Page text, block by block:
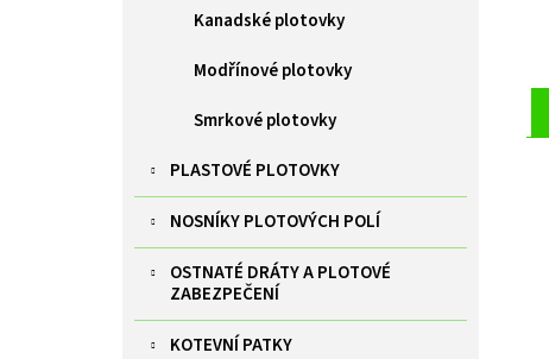
Kanadské plotovky
Modřínové plotovky
Smrkové plotovky
PLASTOVÉ PLOTOVKY
NOSNÍKY PLOTOVÝCH POLÍ
OSTNATÉ DRÁTY A PLOTOVÉ
ZABEZPEČENÍ
KOTEVNÍ PATKY